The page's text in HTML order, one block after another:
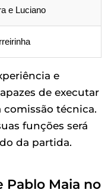
e Luciano
e
de executar
comissão técnica.
funções será
da partida.
Pablo Maia no